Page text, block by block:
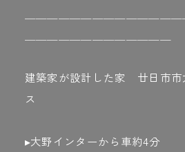
建築家が設計した家 廿日市市
ス
▸大野インターから車約4分